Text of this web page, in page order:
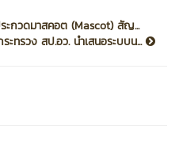
ะกวดมาสคอต (Mascot) สัญ...
ทรวง สป.อว. นำเสนอระบบน...